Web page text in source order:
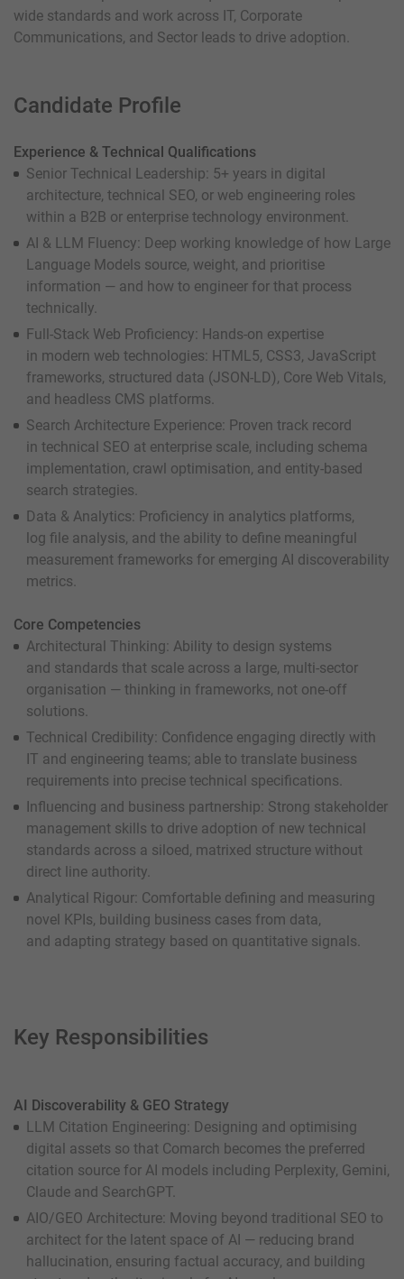
wide standards and work across IT, Corporate
Communications, and Sector leads to drive adoption.
Candidate Profile
Experience & Technical Qualifications
Senior Technical Leadership: 5+ years in digital
architecture, technical SEO, or web engineering roles
within a B2B or enterprise technology environment.
AI & LLM Fluency: Deep working knowledge of how Large
Language Models source, weight, and prioritise
information — and how to engineer for that process
technically.
Full-Stack Web Proficiency: Hands-on expertise
in modern web technologies: HTML5, CSS3, JavaScript
frameworks, structured data (JSON-LD), Core Web Vitals,
and headless CMS platforms.
Search Architecture Experience: Proven track record
in technical SEO at enterprise scale, including schema
implementation, crawl optimisation, and entity-based
search strategies.
Data & Analytics: Proficiency in analytics platforms,
log file analysis, and the ability to define meaningful
measurement frameworks for emerging AI discoverability
metrics.
Core Competencies
Architectural Thinking: Ability to design systems
and standards that scale across a large, multi-sector
organisation — thinking in frameworks, not one-off
solutions.
Technical Credibility: Confidence engaging directly with
IT and engineering teams; able to translate business
requirements into precise technical specifications.
Influencing and business partnership: Strong stakeholder
management skills to drive adoption of new technical
standards across a siloed, matrixed structure without
direct line authority.
Analytical Rigour: Comfortable defining and measuring
novel KPIs, building business cases from data,
and adapting strategy based on quantitative signals.
Key Responsibilities
AI Discoverability & GEO Strategy
LLM Citation Engineering: Designing and optimising
digital assets so that Comarch becomes the preferred
citation source for AI models including Perplexity, Gemini,
Claude and SearchGPT.
AIO/GEO Architecture: Moving beyond traditional SEO to
architect for the latent space of AI — reducing brand
hallucination, ensuring factual accuracy, and building